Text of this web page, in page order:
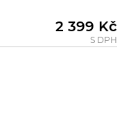
2 399 Kč
S DPH